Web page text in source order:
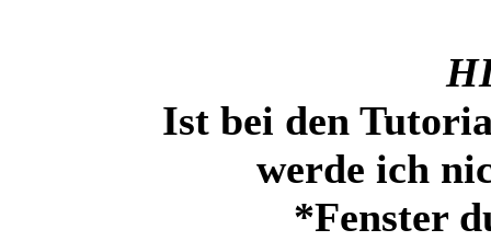
Ist bei den
werde ich
*Fenster